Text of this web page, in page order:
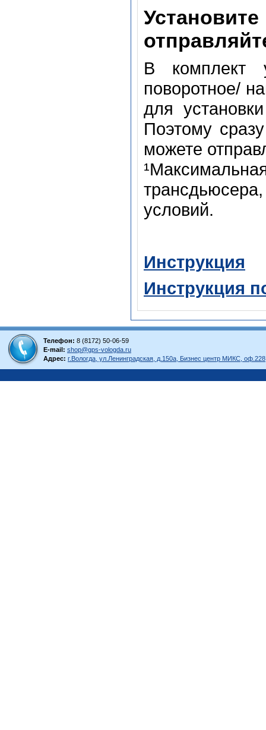
В комплект
поворотное/
для
Поэтому
можете
условий.
Инструкция
Инструкция
Телефон: 8 (8172) 50-06-59
E-mail: shop@gps-vologda.ru
Адрес: г.Вологда, ул.Ленинградская, д.150а, Бизнес центр МИКС, оф.228